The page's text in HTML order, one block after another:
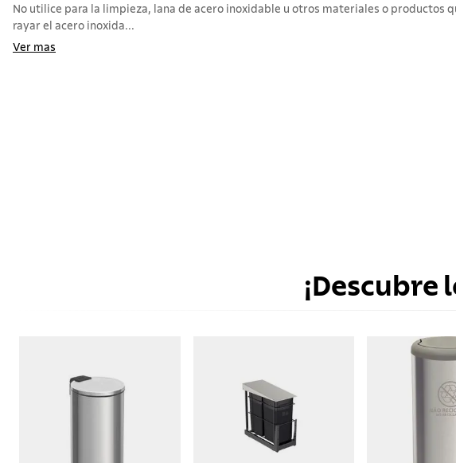
No utilice para la limpieza, lana de acero inoxidable u otros materiales o productos
rayar el acero inoxida...
Ver mas